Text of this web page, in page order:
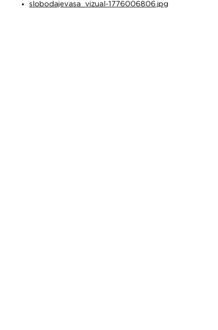
slobodajevasa_vizual-1776006806.jpg